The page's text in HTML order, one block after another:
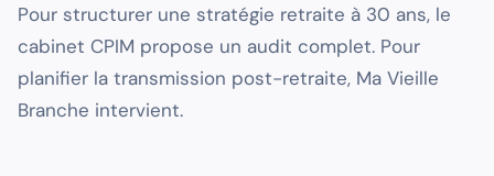
Pour structurer une stratégie retraite à 30 ans, le
cabinet CPIM propose un audit complet. Pour
planifier la transmission post-retraite, Ma Vieille
Branche intervient.